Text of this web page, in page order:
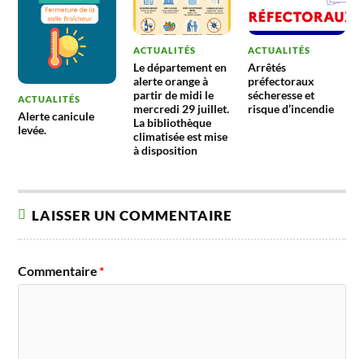
ACTUALITÉS
Alerte canicule
levée.
ACTUALITÉS
Le département en
alerte orange à
partir de midi le
mercredi 29 juillet.
La bibliothèque
climatisée est mise
à disposition
ACTUALITÉS
Arrêtés
préfectoraux
sécheresse et
risque d’incendie
LAISSER UN COMMENTAIRE
Commentaire*